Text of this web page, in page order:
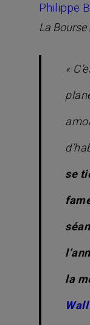
Philippe
La
«
se
la